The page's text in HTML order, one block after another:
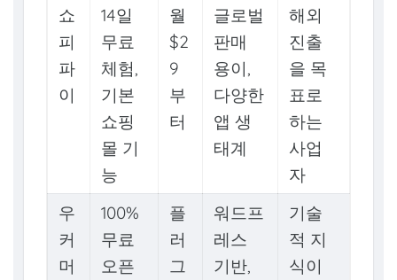
쇼
피
파
이
14일
무료
체험,
기본
쇼핑
몰 기
능
월
$2
9
부
터
글로벌
판매
용이,
다양한
앱 생
태계
해외
진출
을 목
표로
하는
사업
자
우
커
머
100%
무료
오픈
플
러
그
워드프
레스
기반,
기술
적 지
식이